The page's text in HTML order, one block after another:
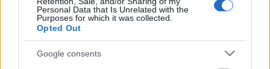
Personal Data that Is Unrelated with the
Purposes for which it was collected.
Opted Out
Google consents